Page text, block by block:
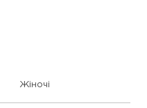
Жіночі